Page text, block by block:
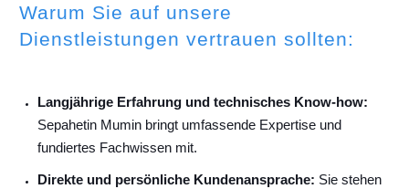
Warum Sie auf unsere
Dienstleistungen vertrauen sollten:
Langjährige Erfahrung und technisches Know-how:
Sepahetin Mumin bringt umfassende Expertise und
fundiertes Fachwissen mit.
Direkte und persönliche Kundenansprache: Sie stehen